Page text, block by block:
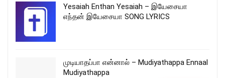
Yesaiah Enthan Yesaiah – இயேசையா
எந்தன் இயேசையா SONG LYRICS
முடியாதப்பா என்னால் – Mudiyathappa Ennaal
Mudiyathappa